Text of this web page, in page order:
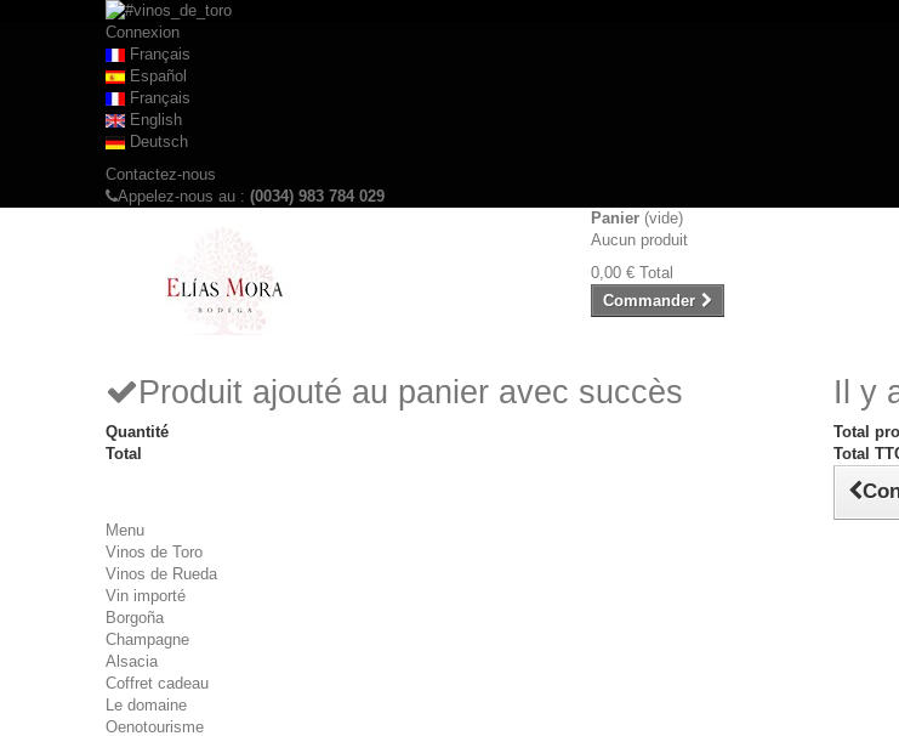
Connexion
Français
Español
Français
English
Deutsch
Contactez-nous
Appelez-nous au : (0034) 983 784 029
Panier (vide)
Aucun produit
0,00 € Total
Commander
Produit ajouté au panier avec succès
Quantité
Total
Il y
Total
Total
Menu
Vinos de Toro
Vinos de Rueda
Vin importé
Borgoña
Champagne
Alsacia
Coffret cadeau
Le domaine
Oenotourisme